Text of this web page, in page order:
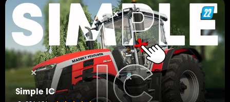
Simple IC